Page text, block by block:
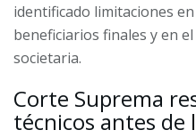
identificado limitaciones
beneficiarios finales y en
societaria.
Corte Suprema
técnicos antes de